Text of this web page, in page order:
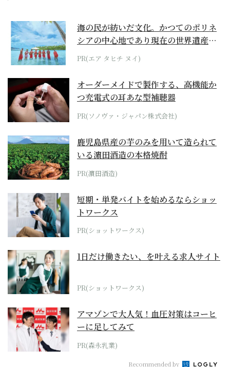
海の民が紡いだ文化。かつてのポリネ
シアの中心地であり現在の世界遺産か
らみえてくる...
PR(エア タヒチ ヌイ)
オーダーメイドで製作する、高機能か
つ充電式の耳あな型補聴器
PR(ソノヴァ・ジャパン株式会社)
鹿児島県産の芋のみを用いて造られて
いる濵田酒造の本格焼酎
PR(濵田酒造)
短期・単発バイトを始めるならショッ
トワークス
PR(ショットワークス)
1日だけ働きたい、を叶える求人サイト
PR(ショットワークス)
アマゾンで大人気！血圧対策はコーヒ
ーに足してみて
PR(森永乳業)
Recommended by